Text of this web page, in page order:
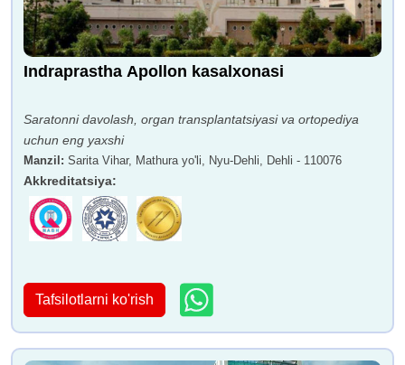
Indraprastha Apollon kasalxonasi
Saratonni davolash, organ transplantatsiyasi va ortopediya
uchun eng yaxshi
Manzil : Sarita Vihar, Mathura yo'li, Nyu-Dehli, Dehli - 110076
Akkreditatsiya:
Tafsilotlarni ko'rish